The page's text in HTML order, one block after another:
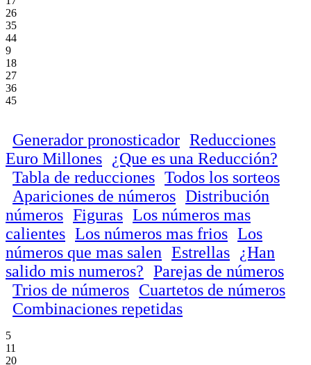
26
35
44
9
18
27
36
45
Generador pronosticador Reducciones
Euro Millones
¿Que es una Reducción?
Tabla de reducciones Todos los sorteos
Apariciones de números Distribución
números Figuras Los números mas
calientes Los números mas frios Los
números que mas salen Estrellas
¿Han
salido mis numeros? Parejas de números
Trios de números Cuartetos de números
Combinaciones repetidas
5
11
20